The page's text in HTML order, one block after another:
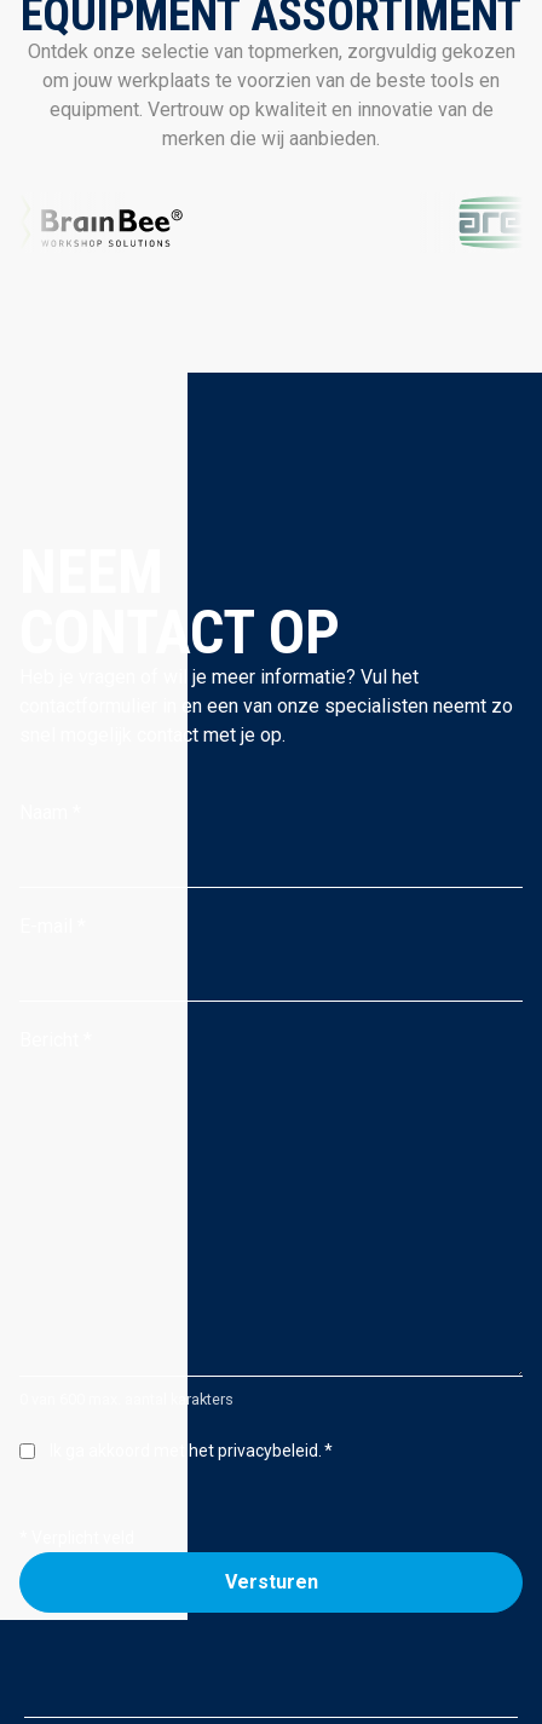
EQUIPMENT ASSORTIMENT
Ontdek onze selectie van topmerken, zorgvuldig gekozen
om jouw werkplaats te voorzien van de beste tools en
equipment. Vertrouw op kwaliteit en innovatie van de
merken die wij aanbieden.
CONTACT OP
Heb je vragen of wil je meer informatie? Vul het
contactformulier in en een van onze specialisten neemt zo
snel mogelijk contact met je op.
0 van 600 max. aantal karakters
Instemming
Ik ga akkoord met het privacybeleid. *